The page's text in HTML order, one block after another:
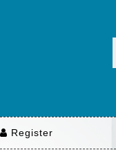
Register